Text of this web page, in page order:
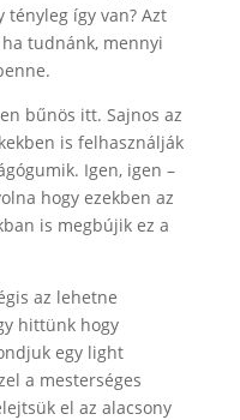
tényleg így van? Azt
tudnánk, mennyi
bűnös itt. Sajnos az
is felhasználják
Igen, igen –
hogy ezekben az
is megbújik ez a
az lehetne
hittünk hogy
egy light
a mesterséges
el az alacsony